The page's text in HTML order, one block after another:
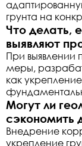
грунта на
Что делать,
выявляют
При
меры,
как
Могут ли
сэкономить
Внедрение
укрепление